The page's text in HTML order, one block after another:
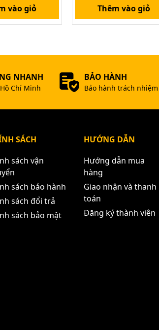
vào giỏ Thêm vào giỏ
NHANH
Chí Minh
BẢO HÀNH
Bảo hành trách nhiệm
SÁCH
sách vận
sách bảo hành
sách đổi trả
sách bảo mật
HƯỚNG DẪN
Hướng dẫn mua
hàng
Giao nhận và thanh
toán
Đăng ký thành viên